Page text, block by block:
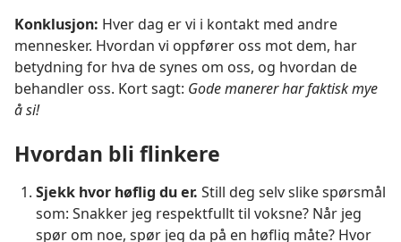
Konklusjon: Hver dag er vi i kontakt med andre
mennesker. Hvordan vi oppfører oss mot dem, har
betydning for hva de synes om oss, og hvordan de
behandler oss. Kort sagt: Gode manerer har faktisk mye
å si!
Hvordan bli flinkere
Sjekk hvor høflig du er. Still deg selv slike spørsmål
som: Snakker jeg respektfullt til voksne? Når jeg
spør om noe, spør jeg da på en høflig måte? Hvor